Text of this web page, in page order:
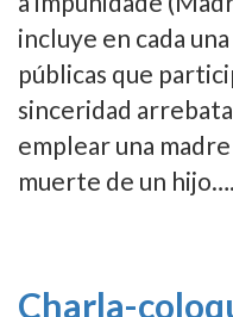
incluye en cada
públicas que
sinceridad
emplear una
muerte de un hijo….
Charla-